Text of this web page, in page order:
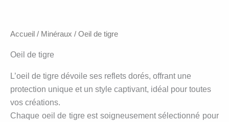
Accueil / Minéraux / Oeil de tigre
Oeil de tigre
L’oeil de tigre dévoile ses reflets dorés, offrant une
protection unique et un style captivant, idéal pour toutes
vos créations.
Chaque oeil de tigre est soigneusement sélectionné pour